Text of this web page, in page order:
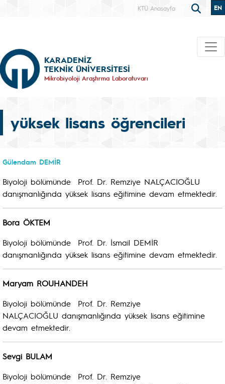
KTÜ Anasayfa EN
KARADENİZ
TEKNİK ÜNİVERSİTESİ
Mikrobiyoloji Araştırma Laboratuvarı
yüksek lisans öğrencileri
Gülendam DEMİR
Biyoloji bölümünde Prof. Dr. Remziye NALÇACIOĞLU
danışmanlığında yüksek lisans eğitimine devam etmektedir.
Bora ÖKTEM
Biyoloji bölümünde Prof. Dr. İsmail DEMİR
danışmanlığında yüksek lisans eğitimine devam etmektedir.
Maryam ROUHANDEH
Biyoloji bölümünde Prof. Dr. Remziye
NALÇACIOĞLU danışmanlığında yüksek lisans eğitimine
devam etmektedir.
Sevgi BULAM
Biyoloji bölümünde Prof. Dr. Remziye